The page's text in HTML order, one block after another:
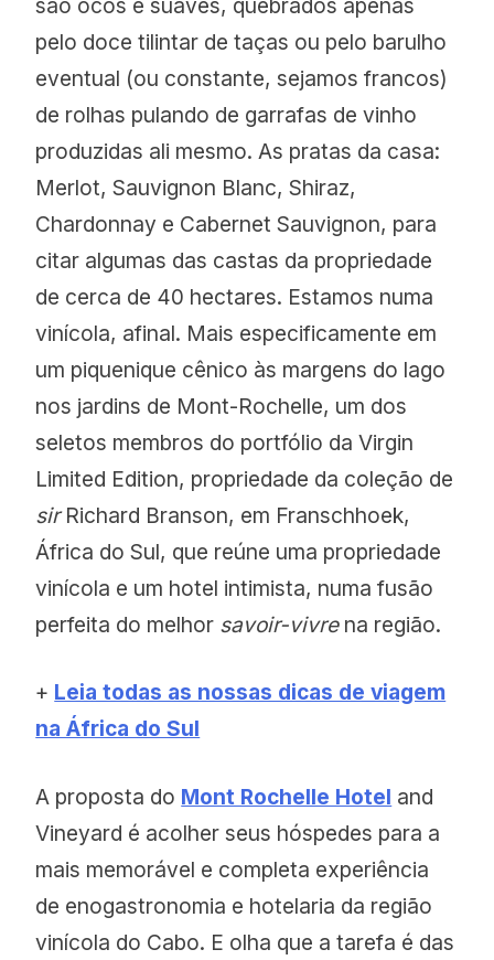
pelo doce tilintar de taças ou pelo barulho
eventual (ou constante, sejamos francos)
de rolhas pulando de garrafas de vinho
produzidas ali mesmo. As pratas da casa:
Merlot, Sauvignon Blanc, Shiraz,
Chardonnay e Cabernet Sauvignon, para
citar algumas das castas da propriedade
de cerca de 40 hectares. Estamos numa
vinícola, afinal. Mais especificamente em
um piquenique cênico às margens do lago
nos jardins de Mont-Rochelle, um dos
seletos membros do portfólio da Virgin
Limited Edition, propriedade da coleção de
sirRichard Branson, em Franschhoek,
África do Sul, que reúne uma propriedade
vinícola e um hotel intimista, numa fusão
perfeita do melhor savoir-vivrena região.
+ Leia todas as nossas dicas de viagem
na África do Sul
A proposta do Mont Rochelle Hotel and
Vineyard é acolher seus hóspedes para a
mais memorável e completa experiência
de enogastronomia e hotelaria da região
vinícola do Cabo. E olha que a tarefa é das